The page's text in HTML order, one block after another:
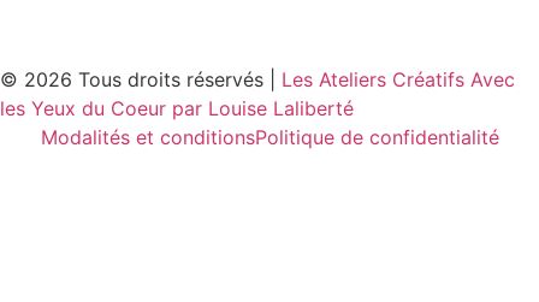
© 2026 Tous droits réservés | Les Ateliers Créatifs Avec
les Yeux du Coeur par Louise Laliberté
Modalités et conditionsPolitique de confidentialité